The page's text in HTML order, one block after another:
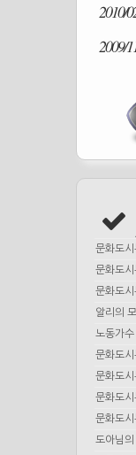
2010/
2009/
문화도
문화도
문화도
알리의
노동가수
문화도
문화도
문화도
문화도
도아님